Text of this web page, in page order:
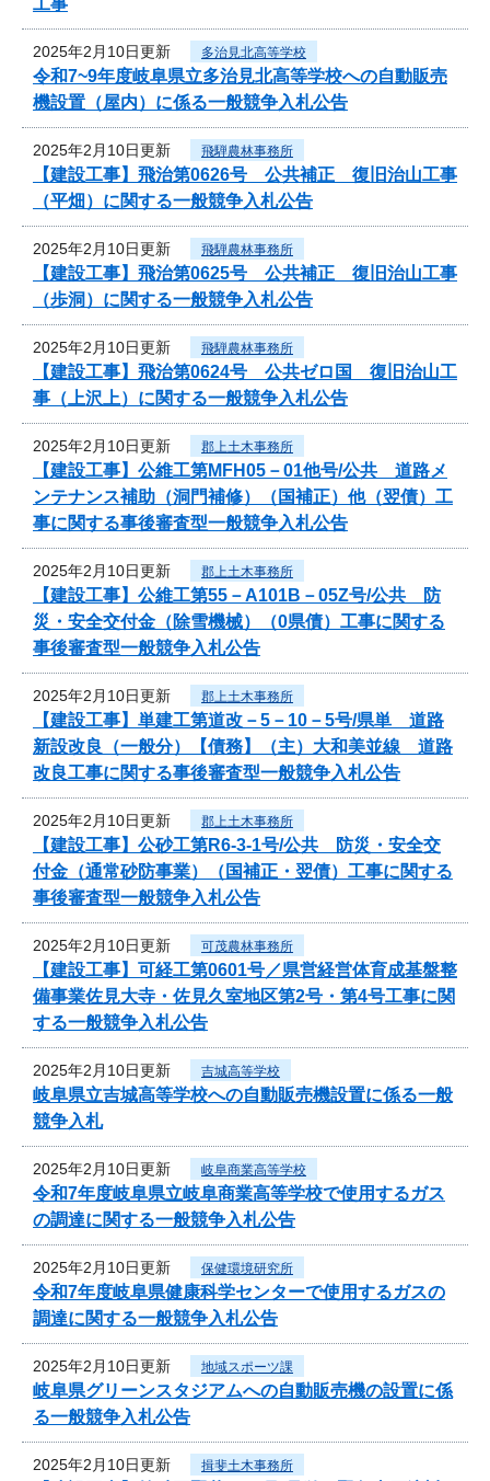
2025年2月10日更新 多治見北高等学校
令和7~9年度岐阜県立多治見北高等学校への自動販売
機設置（屋内）に係る一般競争入札公告
2025年2月10日更新 飛騨農林事務所
【建設工事】飛治第0626号 公共補正 復旧治山工事
（平畑）に関する一般競争入札公告
2025年2月10日更新 飛騨農林事務所
【建設工事】飛治第0625号 公共補正 復旧治山工事
（歩洞）に関する一般競争入札公告
2025年2月10日更新 飛騨農林事務所
【建設工事】飛治第0624号 公共ゼロ国 復旧治山工
事（上沢上）に関する一般競争入札公告
2025年2月10日更新 郡上土木事務所
【建設工事】公維工第MFH05－01他号/公共 道路メ
ンテナンス補助（洞門補修）（国補正）他（翌債）工
事に関する事後審査型一般競争入札公告
2025年2月10日更新 郡上土木事務所
【建設工事】公維工第55－A101B－05Z号/公共 防
災・安全交付金（除雪機械）（0県債）工事に関する
事後審査型一般競争入札公告
2025年2月10日更新 郡上土木事務所
【建設工事】単建工第道改－5－10－5号/県単 道路
新設改良（一般分）【債務】（主）大和美並線 道路
改良工事に関する事後審査型一般競争入札公告
2025年2月10日更新 郡上土木事務所
【建設工事】公砂工第R6-3-1号/公共 防災・安全交
付金（通常砂防事業）（国補正・翌債）工事に関する
事後審査型一般競争入札公告
2025年2月10日更新 可茂農林事務所
【建設工事】可経工第0601号／県営経営体育成基盤整
備事業佐見大寺・佐見久室地区第2号・第4号工事に関
する一般競争入札公告
2025年2月10日更新 吉城高等学校
岐阜県立吉城高等学校への自動販売機設置に係る一般
競争入札
2025年2月10日更新 岐阜商業高等学校
令和7年度岐阜県立岐阜商業高等学校で使用するガス
の調達に関する一般競争入札公告
2025年2月10日更新 保健環境研究所
令和7年度岐阜県健康科学センターで使用するガスの
調達に関する一般競争入札公告
2025年2月10日更新 地域スポーツ課
岐阜県グリーンスタジアムへの自動販売機の設置に係
る一般競争入札公告
2025年2月10日更新 揖斐土木事務所